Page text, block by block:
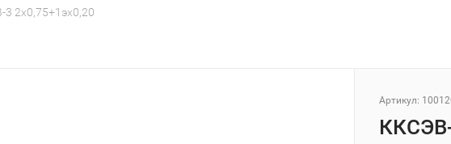
2х0,75+1эх0,20
Артикул: